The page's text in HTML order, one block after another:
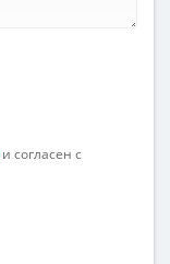
и согласен с